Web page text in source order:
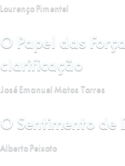
Lourenço Pimentel
O Papel das
clarificação
José Emanuel Matos Torres
O Sentimento de
Alberto Peixoto